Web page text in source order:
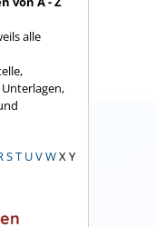
alle
ST UVWX Y